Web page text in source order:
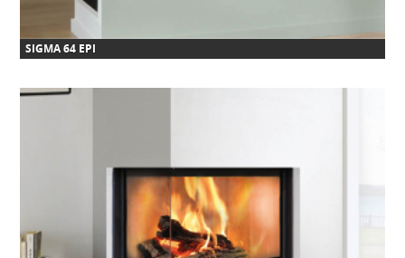
SIGMA 64 EPI